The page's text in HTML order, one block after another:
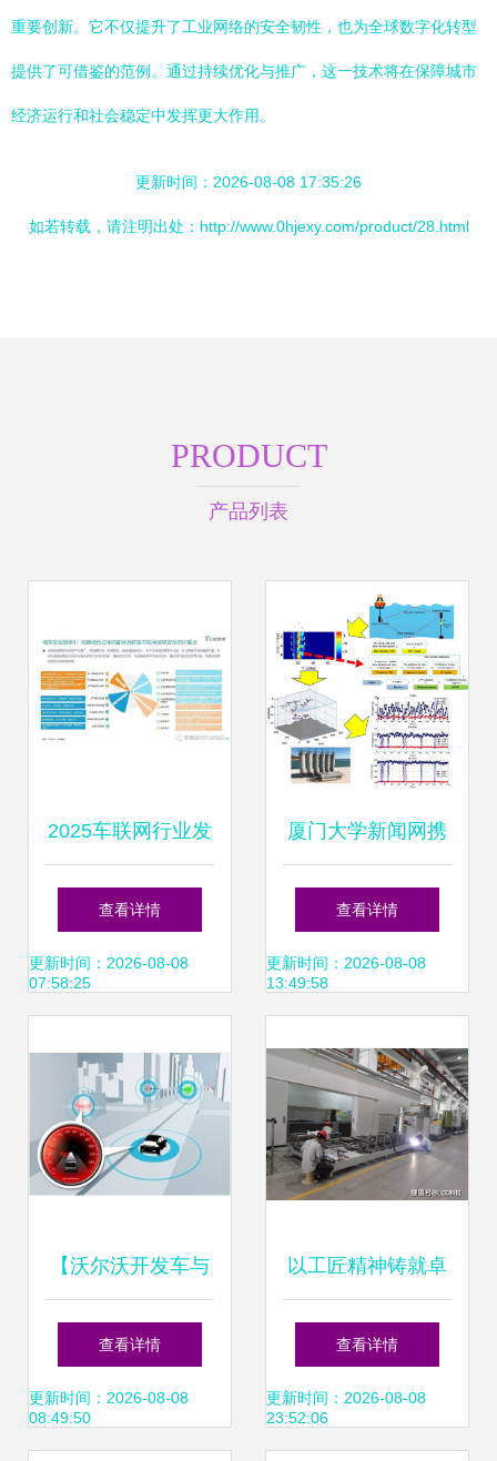
重要创新。它不仅提升了工业网络的安全韧性，也为全球数字化转型
提供了可借鉴的范例。通过持续优化与推广，这一技术将在保障城市
经济运行和社会稳定中发挥更大作用。
更新时间：2026-08-08 17:35:26
如若转载，请注明出处：http://www.0hjexy.com/product/28.html
PRODUCT
产品列表
2025车联网行业发
展新趋势 数字融合
与资本协奏下的智
查看详情
更新时间：2026-08-08
07:58:25
厦门大学新闻网携
手厦门网络技术开
发 共创智慧教育新
查看详情
更新时间：2026-08-08
13:49:58
【沃尔沃开发车与
车之间连接通讯新
技术_厦门新成功
查看详情
更新时间：2026-08-08
08:49:50
以工匠精神铸就卓
越 嘉戎技术荣
获“厦门市五一先锋
查看详情
更新时间：2026-08-08
23:52:06